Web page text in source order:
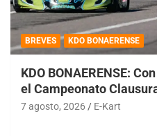
BREVES KDO BONAERENSE
KDO BONAERENSE:
el Campeonato
7 agosto, 2026 E-Kart